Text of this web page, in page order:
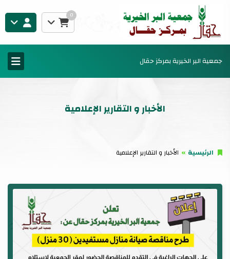
0
جمعية البر الخيرية بمركز حقال
الأخبار و التقارير الإعلامية
الرئيسية الأخبار و التقارير الإعلامية